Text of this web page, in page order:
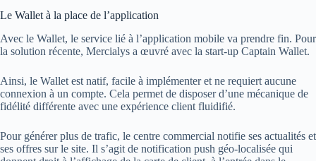
Le Wallet à la place de l’application
Avec le Wallet, le service lié à l’application mobile va prendre fin. Pour
la solution récente, Mercialys a œuvré avec la start-up Captain Wallet.
Ainsi, le Wallet est natif, facile à implémenter et ne requiert aucune
connexion à un compte. Cela permet de disposer d’une mécanique de
fidélité différente avec une expérience client fluidifié.
Pour générer plus de trafic, le centre commercial notifie ses actualités et
ses offres sur le site. Il s’agit de notification push géo-localisée qui